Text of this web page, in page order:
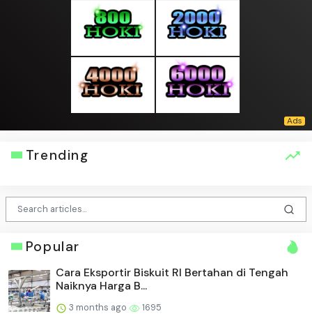
Trending
Popular
Cara Eksportir Biskuit RI Bertahan di Tengah
Naiknya Harga B...
3 months ago 1695